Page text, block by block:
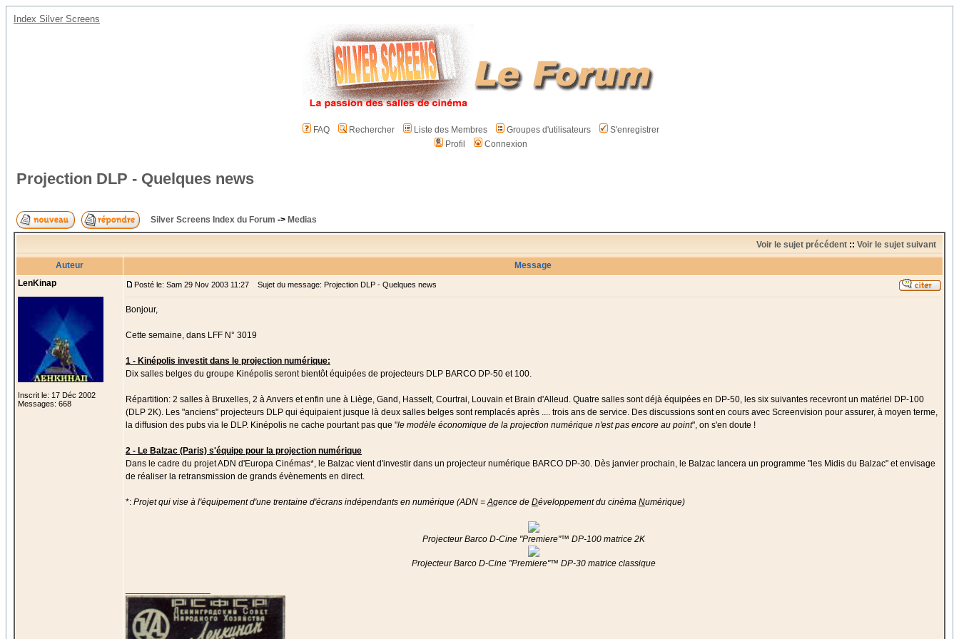
Index Silver Screens
FAQ Rechercher Liste des Membres Groupes d'utilisateurs
S'enregistrer
Profil
Connexion
Projection DLP - Quelques news
Silver Screens Index du Forum -> Medias
Voir le sujet précédent :: Voir le sujet suivant
Auteur
Message
LenKinap
Inscrit le: 17 Déc 2002
Messages: 668
Posté le: Sam 29 Nov 2003 11:27 Sujet du message: Projection DLP - Quelques news
Bonjour,
Cette semaine, dans LFF N° 3019
1 - Kinépolis investit dans le projection numérique:
Dix salles belges du groupe Kinépolis seront bientôt équipées de projecteurs DLP BARCO DP-50 et 100.
Répartition: 2 salles à Bruxelles, 2 à Anvers et enfin une à Liège, Gand, Hasselt, Courtrai, Louvain et Brain d'Alleud. Quatre salles sont déjà équipées en DP-50, les six suivantes recevront un matériel DP-100
(DLP 2K). Les "anciens" projecteurs DLP qui équipaient jusque là deux salles belges sont remplacés après .... trois ans de service. Des discussions sont en cours avec Screenvision pour assurer, à moyen terme,
la diffusion des pubs via le DLP. Kinépolis ne cache pourtant pas que "le modèle économique de la projection numérique n'est pas encore au point", on s'en doute !
2 - Le Balzac (Paris) s'équipe pour la projection numérique
Dans le cadre du projet ADN d'Europa Cinémas*, le Balzac vient d'investir dans un projecteur numérique BARCO DP-30. Dès janvier prochain, le Balzac lancera un programme "les Midis du Balzac" et envisage
de réaliser la retransmission de grands évènements en direct.
*: Projet qui vise à l'équipement d'une trentaine d'écrans indépendants en numérique (ADN =Agence de Développement du cinéma Numérique)
Projecteur Barco D-Cine "Premiere"™ DP-100 matrice 2K
Projecteur Barco D-Cine "Premiere"™ DP-30 matrice classique